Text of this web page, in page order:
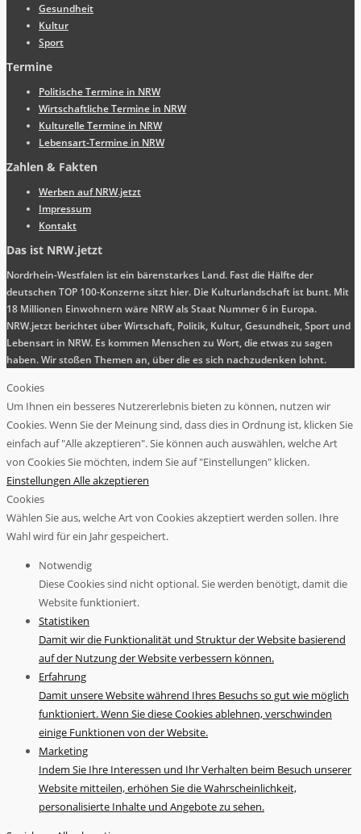
Gesundheit
Kultur
Sport
Termine
Politische Termine in NRW
Wirtschaftliche Termine in NRW
Kulturelle Termine in NRW
Lebensart-Termine in NRW
Zahlen & Fakten
Werben auf NRW.jetzt
Impressum
Kontakt
Das ist NRW.jetzt
Nordrhein-Westfalen ist ein bärenstarkes Land. Fast die Hälfte der
deutschen TOP 100-Konzerne sitzt hier. Die Kulturlandschaft ist bunt. Mit
18 Millionen Einwohnern wäre NRW als Staat Nummer 6 in Europa.
NRW.jetzt berichtet über Wirtschaft, Politik, Kultur, Gesundheit, Sport und
Lebensart in NRW. Es kommen Menschen zu Wort, die etwas zu sagen
haben. Wir stoßen Themen an, über die es sich nachzudenken lohnt.
Cookies
Um Ihnen ein besseres Nutzererlebnis bieten zu können, nutzen wir
Cookies. Wenn Sie der Meinung sind, dass dies in Ordnung ist, klicken Sie
einfach auf "Alle akzeptieren". Sie können auch auswählen, welche Art
von Cookies Sie möchten, indem Sie auf "Einstellungen" klicken.
Einstellungen Alle akzeptieren
Cookies
Wählen Sie aus, welche Art von Cookies akzeptiert werden sollen. Ihre
Wahl wird für ein Jahr gespeichert.
Notwendig
Diese Cookies sind nicht optional. Sie werden benötigt, damit die
Website funktioniert.
Statistiken
Damit wir die Funktionalität und Struktur der Website basierend
auf der Nutzung der Website verbessern können.
Erfahrung
Damit unsere Website während Ihres Besuchs so gut wie möglich
funktioniert. Wenn Sie diese Cookies ablehnen, verschwinden
einige Funktionen von der Website.
Marketing
Indem Sie Ihre Interessen und Ihr Verhalten beim Besuch unserer
Website mitteilen, erhöhen Sie die Wahrscheinlichkeit,
personalisierte Inhalte und Angebote zu sehen.